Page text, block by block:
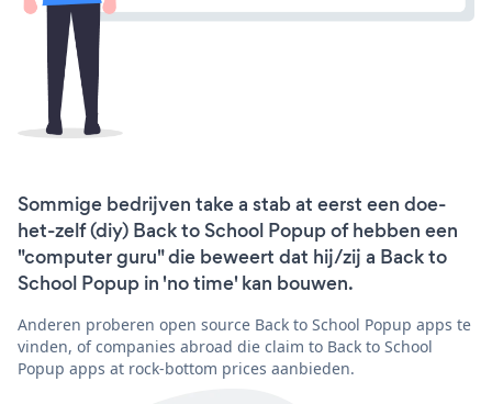
Sommige bedrijven take a stab at eerst een doe-
het-zelf (diy) Back to School Popup of hebben een
"computer guru" die beweert dat hij/zij a Back to
School Popup in 'no time' kan bouwen.
Anderen proberen open source Back to School Popup apps te
vinden, of companies abroad die claim to Back to School
Popup apps at rock-bottom prices aanbieden.